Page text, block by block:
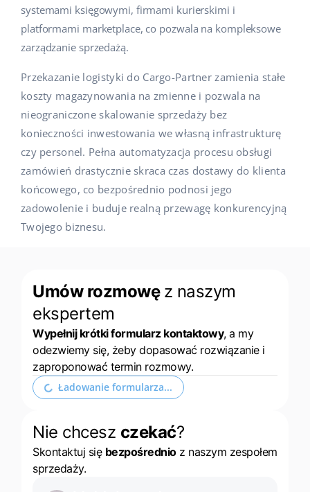
systemami księgowymi, firmami kurierskimi i
platformami marketplace, co pozwala na kompleksowe
zarządzanie sprzedażą.
Przekazanie logistyki do Cargo-Partner zamienia stałe
koszty magazynowania na zmienne i pozwala na
nieograniczone skalowanie sprzedaży bez
konieczności inwestowania we własną infrastrukturę
czy personel. Pełna automatyzacja procesu obsługi
zamówień drastycznie skraca czas dostawy do klienta
końcowego, co bezpośrednio podnosi jego
zadowolenie i buduje realną przewagę konkurencyjną
Twojego biznesu.
Umów rozmowę z naszym
ekspertem
Wypełnij krótki formularz kontaktowy, a my
odezwiemy się, żeby dopasować rozwiązanie i
zaproponować termin rozmowy.
Rozwiń formularz kontaktowy
Nie chcesz czekać?
Skontaktuj się bezpośrednioz naszym zespołem
sprzedaży.